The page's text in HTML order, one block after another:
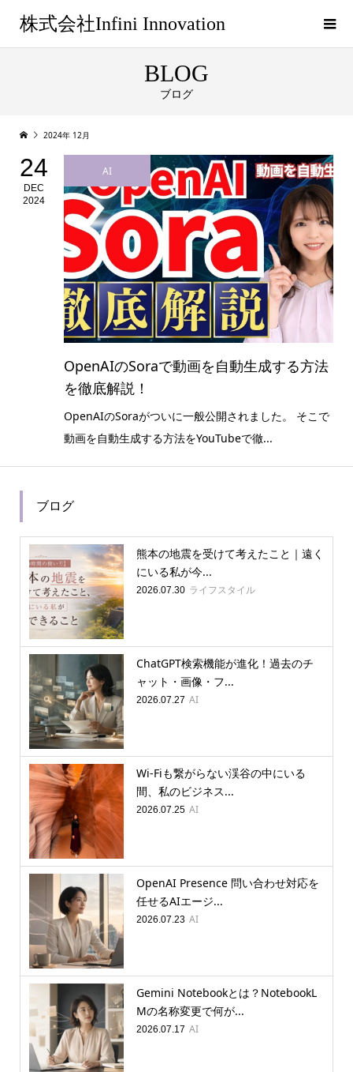
株式会社Infini Innovation
BLOG
ブログ
2024年 12月
24
DEC
2024
AI
OpenAIのSoraで動画を自動生成する方法
を徹底解説！
OpenAIのSoraがついに一般公開されました。 そこで
動画を自動生成する方法をYouTubeで徹...
ブログ
熊本の地震を受けて考えたこと｜遠く
にいる私が今...
2026.07.30 ライフスタイル
ChatGPT検索機能が進化！過去のチ
ャット・画像・フ...
2026.07.27 AI
Wi-Fiも繋がらない渓谷の中にいる
間、私のビジネス...
2026.07.25 AI
OpenAI Presence 問い合わせ対応を
任せるAIエージ...
2026.07.23 AI
Gemini Notebookとは？NotebookL
Mの名称変更で何が...
2026.07.17 AI